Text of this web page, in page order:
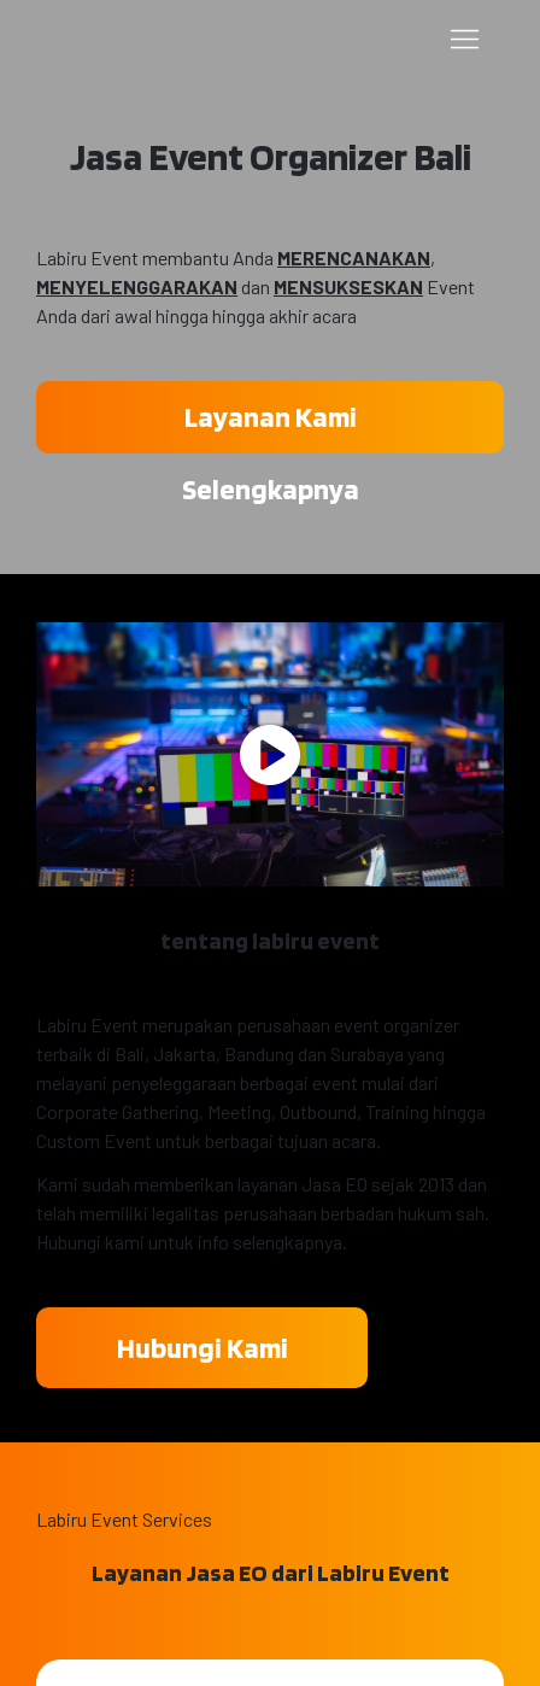
Jasa Event Organizer Bali
Labiru Event membantu Anda MERENCANAKAN,
MENYELENGGARAKAN dan MENSUKSESKAN Event
Anda dari awal hingga hingga akhir acara
Layanan Kami
Selengkapnya
tentang labiru event
Labiru Event merupakan perusahaan event organizer
terbaik di Bali, Jakarta, Bandung dan Surabaya yang
melayani penyeleggaraan berbagai event mulai dari
Corporate Gathering, Meeting, Outbound, Training hingga
Custom Event untuk berbagai tujuan acara.
Kami sudah memberikan layanan Jasa EO sejak 2013 dan
telah memiliki legalitas perusahaan berbadan hukum sah.
Hubungi kami untuk info selengkapnya.
Hubungi Kami
Labiru Event Services
Layanan Jasa EO dari Labiru Event